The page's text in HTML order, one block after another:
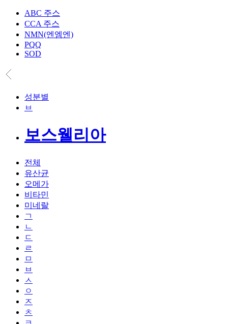
ABC 주스
CCA 주스
NMN(엔엠엔)
PQQ
SOD
성분별
ㅂ
보스웰리아
전체
유산균
오메가
비타민
미네랄
ㄱ
ㄴ
ㄷ
ㄹ
ㅁ
ㅂ
ㅅ
ㅇ
ㅈ
ㅊ